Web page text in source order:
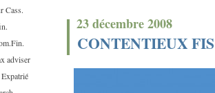
Cass.
adviser
23 décembre 2008
CONTENTIEUX